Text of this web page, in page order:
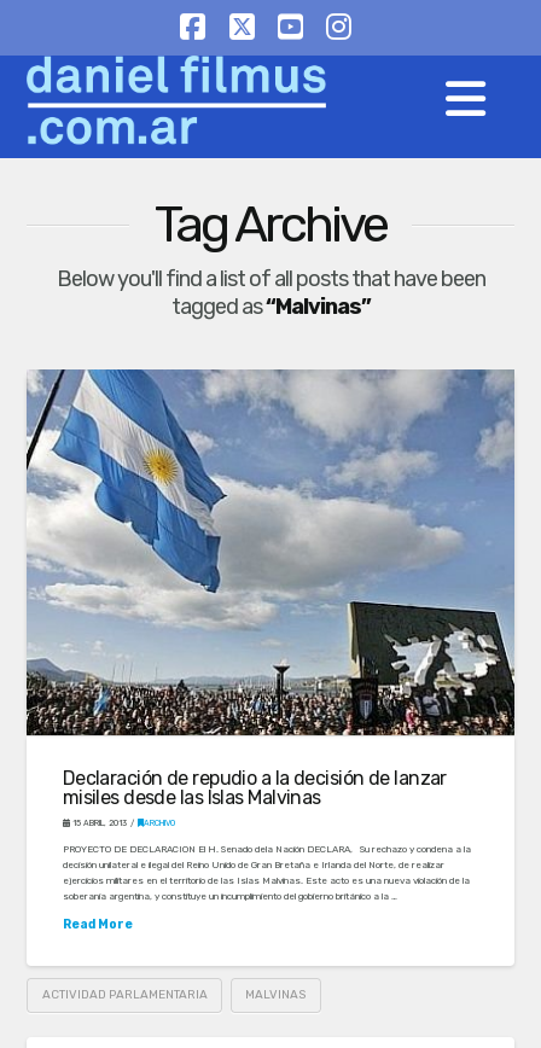
Facebook
X YouTube
Instagram
Tag Archive
Below you'll find a list of all posts that have been
tagged as“Malvinas”
Declaración de repudio a la decisión de lanzar
misiles desde las Islas Malvinas
15 ABRIL, 2013 ARCHIVO
PROYECTO DE DECLARACION El H. Senado dela Nación DECLARA, Su rechazo y condena a la
decisión unilateral e ilegal del Reino Unido de Gran Bretaña e Irlanda del Norte, de realizar
ejercicios militares en el territorio de las Islas Malvinas. Este acto es una nueva violación de la
soberanía argentina, y constituye un incumplimiento del gobierno británico a la …
Read More
ACTIVIDAD PARLAMENTARIA MALVINAS